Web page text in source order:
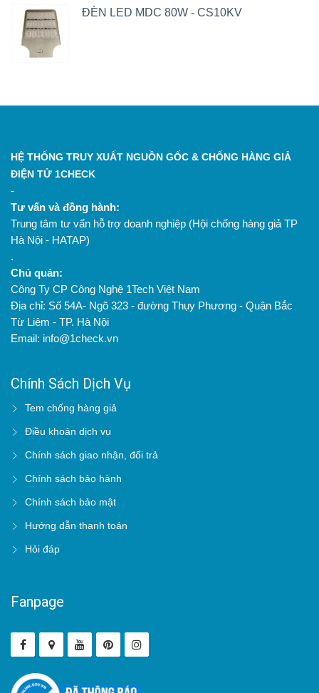
ĐÈN LED MDC 80W - CS10KV
HỆ THỐNG TRUY XUẤT NGUỒN GỐC & CHỐNG HÀNG GIẢ
ĐIỆN TỬ 1CHECK
-
Tư vấn và đồng hành:
Trung tâm tư vấn hỗ trợ doanh nghiệp (Hội chống hàng giả TP
Hà Nội - HATAP)
.
Chủ quản:
Công Ty CP Công Nghệ 1Tech Việt Nam
Địa chỉ: Số 54A- Ngõ 323 - đường Thụy Phương - Quận Bắc
Từ Liêm - TP. Hà Nội
Email: info@1check.vn
Chính Sách Dịch Vụ
Tem chống hàng giả
Điều khoản dịch vụ
Chính sách giao nhận, đổi trả
Chính sách bảo hành
Chính sách bảo mật
Hướng dẫn thanh toán
Hỏi đáp
Fanpage